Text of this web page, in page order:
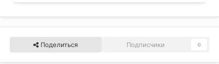
Поделиться Подписчики 0